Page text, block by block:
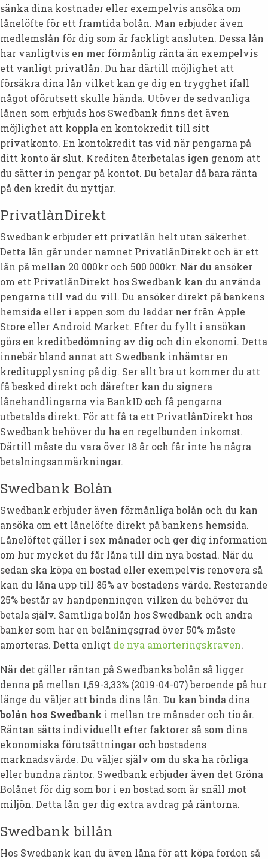
sänka dina kostnader eller exempelvis ansöka om
lånelöfte för ett framtida bolån. Man erbjuder även
medlemslån för dig som är fackligt ansluten. Dessa lån
har vanligtvis en mer förmånlig ränta än exempelvis
ett vanligt privatlån. Du har därtill möjlighet att
försäkra dina lån vilket kan ge dig en trygghet ifall
något oförutsett skulle hända. Utöver de sedvanliga
lånen som erbjuds hos Swedbank finns det även
möjlighet att koppla en kontokredit till sitt
privatkonto. En kontokredit tas vid när pengarna på
ditt konto är slut. Krediten återbetalas igen genom att
du sätter in pengar på kontot. Du betalar då bara ränta
på den kredit du nyttjar.
PrivatlånDirekt
Swedbank erbjuder ett privatlån helt utan säkerhet.
Detta lån går under namnet PrivatlånDirekt och är ett
lån på mellan 20 000kr och 500 000kr. När du ansöker
om ett PrivatlånDirekt hos Swedbank kan du använda
pengarna till vad du vill. Du ansöker direkt på bankens
hemsida eller i appen som du laddar ner från Apple
Store eller Android Market. Efter du fyllt i ansökan
görs en kreditbedömning av dig och din ekonomi. Detta
innebär bland annat att Swedbank inhämtar en
kreditupplysning på dig. Ser allt bra ut kommer du att
få besked direkt och därefter kan du signera
lånehandlingarna via BankID och få pengarna
utbetalda direkt. För att få ta ett PrivatlånDirekt hos
Swedbank behöver du ha en regelbunden inkomst.
Därtill måste du vara över 18 år och får inte ha några
betalningsanmärkningar.
Swedbank Bolån
Swedbank erbjuder även förmånliga bolån och du kan
ansöka om ett lånelöfte direkt på bankens hemsida.
Lånelöftet gäller i sex månader och ger dig information
om hur mycket du får låna till din nya bostad. När du
sedan ska köpa en bostad eller exempelvis renovera så
kan du låna upp till 85% av bostadens värde. Resterande
25% består av handpenningen vilken du behöver du
betala själv. Samtliga bolån hos Swedbank och andra
banker som har en belåningsgrad över 50% måste
amorteras. Detta enligt de nya amorteringskraven.
När det gäller räntan på Swedbanks bolån så ligger
denna på mellan 1,59-3,33% (2019-04-07) beroende på hur
länge du väljer att binda dina lån. Du kan binda dina
bolån hos Swedbank i mellan tre månader och tio år.
Räntan sätts individuellt efter faktorer så som dina
ekonomiska förutsättningar och bostadens
marknadsvärde. Du väljer själv om du ska ha rörliga
eller bundna räntor. Swedbank erbjuder även det Gröna
Bolånet för dig som bor i en bostad som är snäll mot
miljön. Detta lån ger dig extra avdrag på räntorna.
Swedbank billån
Hos Swedbank kan du även låna för att köpa fordon så